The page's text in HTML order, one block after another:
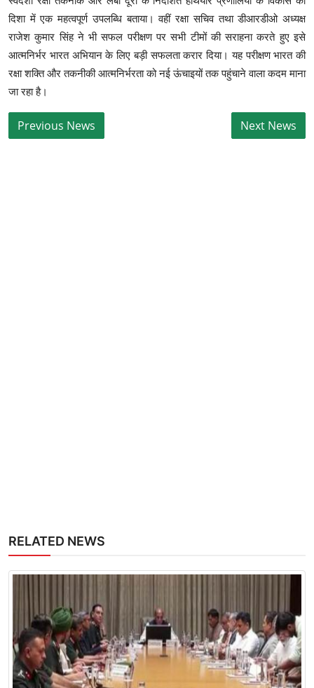
दिशा में एक महत्वपूर्ण उपलब्धि बताया। वहीं रक्षा सचिव तथा डीआरडीओ अध्यक्ष
राजेश कुमार सिंह ने भी सफल परीक्षण पर सभी टीमों की सराहना करते हुए इसे
आत्मनिर्भर भारत अभियान के लिए बड़ी सफलता करार दिया। यह परीक्षण भारत की
रक्षा शक्ति और तकनीकी आत्मनिर्भरता को नई ऊंचाइयों तक पहुंचाने वाला कदम माना
जा रहा है।
RELATED NEWS